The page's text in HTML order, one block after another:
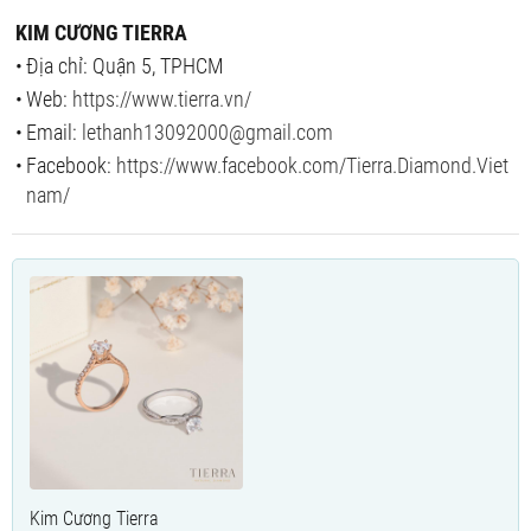
KIM CƯƠNG TIERRA
Địa chỉ: Quận 5, TPHCM
Web: https://www.tierra.vn/
Email: lethanh13092000@gmail.com
Facebook: https://www.facebook.com/Tierra.Diamond.Viet
nam/
Kim Cương Tierra